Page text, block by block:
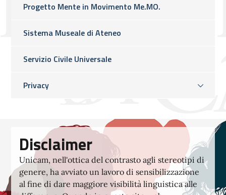
Progetto Mente in Movimento Me.MO.
Sistema Museale di Ateneo
Servizio Civile Universale
Privacy
Disclaimer
Unicam, nell'ottica del contrasto agli stereotipi di
genere, ha avviato un lavoro di sensibilizzazione
al fine di dare maggiore visibilità linguistica alle